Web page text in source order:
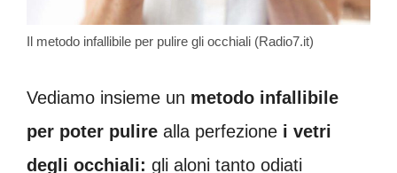
Il metodo infallibile per pulire gli occhiali (Radio7.it)
Vediamo insieme un metodo infallibile
per poter pulire alla perfezione i vetri
degli occhiali: gli aloni tanto odiati